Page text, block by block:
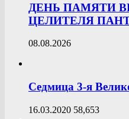
ДЕНЬ ПАМЯТИ
ЦЕЛИТЕЛЯ
08.08.2026
Седмица 3-я
16.03.2020 58,653